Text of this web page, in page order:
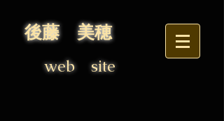
後藤 美穂
web site